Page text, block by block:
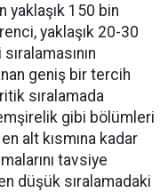
yaklaşık 150 bin
yaklaşık 20-30
geniş bir tercih
sıralamada
gibi bölümleri
alt kısmına kadar
tavsiye
düşük sıralamadaki